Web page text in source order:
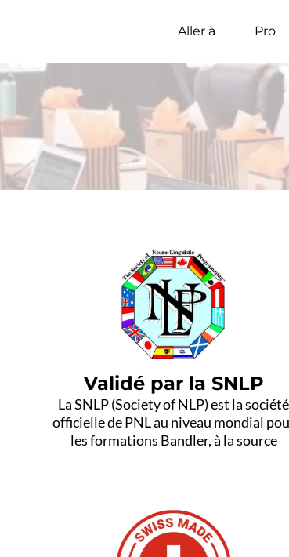
Aller à Pro
Validé par la SNLP
La SNLP (Society of NLP) est la société
officielle de PNL au niveau mondial
les formations Bandler, à la source